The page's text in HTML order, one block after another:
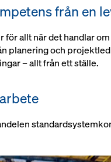
med allt från
till
byggprocess
Korta monteringstider
förmonterade form- och
från en
för allt när det handlar
planering och
– allt från ett ställe.